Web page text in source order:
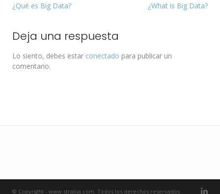
¿Qué es Big Data? ¿What is Big Data?
Deja una respuesta
Lo siento, debes estar conectado para publicar un
comentario.
© Copyright - www.strabia.com. Todos los derechos reservados